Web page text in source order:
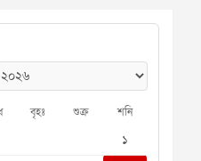
বৃহঃ শুক্র শনি
১